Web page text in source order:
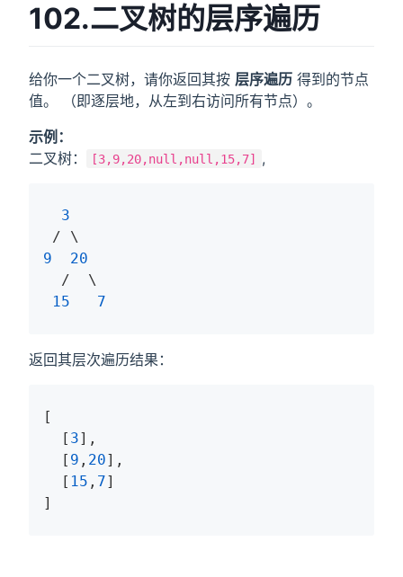
102.二叉树的层序遍历
给你一个二叉树，请你返回其按 层序遍历 得到的节点
值。 （即逐层地，从左到右访问所有节点）。
示例：
二叉树：
[3,9,20,null,null,15,7] ,
3
9
20
  /  \
15
7
返回其层次遍历结果：
[
  [
3],
  [
9 , 20],
  [
15 , 7]
]